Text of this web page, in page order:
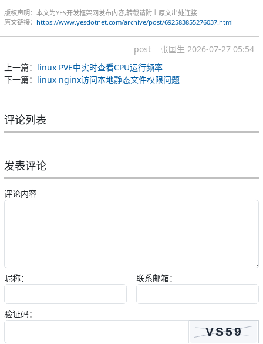
版权声明：本文为YES开发框架网发布内容,转载请附上原文出处连接
原文链接： https://www.yesdotnet.com/archive/post/692583855276037.html
post 张国生 2026-07-27 05:54
上一篇： linux PVE中实时查看CPU运行频率
下一篇： linux nginx访问本地静态文件权限问题
评论列表
发表评论
评论内容
昵称： 联系邮箱：
验证码：